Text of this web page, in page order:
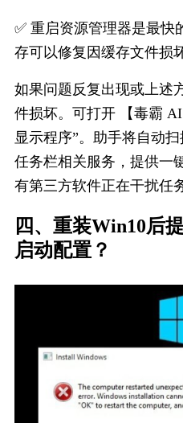
✅ 重启资源管理器是最快
存可以修复因缓存文件损
如果问题反复出现或上述
件损坏。可打开 【毒霸
显示程序”。助手将自动
任务栏相关服务，提供一
有第三方软件正在干扰任
四、重装Win10后
启动配置？